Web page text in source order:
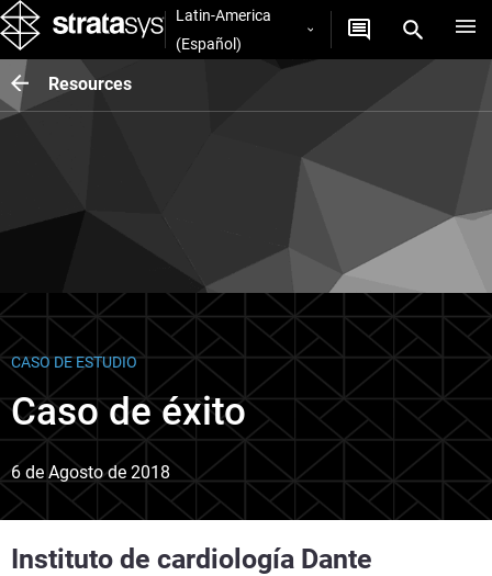
Latin-America
(Español)
Resources
CASO DE ESTUDIO
Caso de éxito
6 de Agosto de 2018
Instituto de cardiología Dante